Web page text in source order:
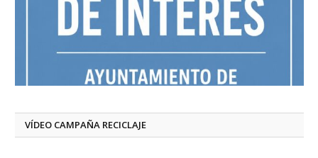
VÍDEO CAMPAÑA RECICLAJE